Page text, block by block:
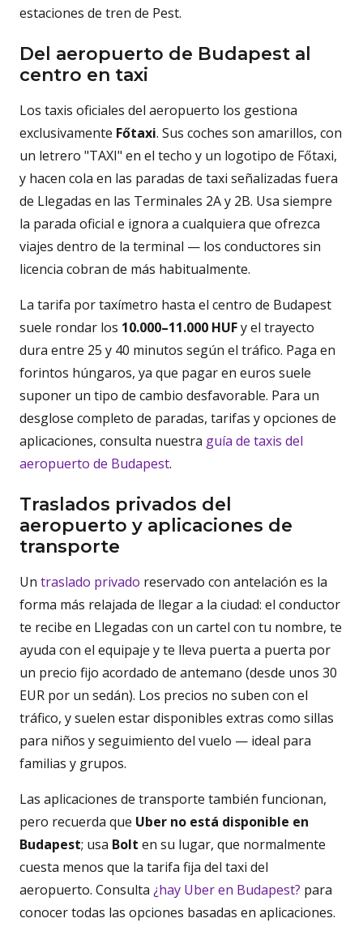
estaciones de tren de Pest.
Del aeropuerto de Budapest al
centro en taxi
Los taxis oficiales del aeropuerto los gestiona
exclusivamente Főtaxi. Sus coches son amarillos, con
un letrero "TAXI" en el techo y un logotipo de Főtaxi,
y hacen cola en las paradas de taxi señalizadas fuera
de Llegadas en las Terminales 2A y 2B. Usa siempre
la parada oficial e ignora a cualquiera que ofrezca
viajes dentro de la terminal — los conductores sin
licencia cobran de más habitualmente.
La tarifa por taxímetro hasta el centro de Budapest
suele rondar los 10.000–11.000 HUFy el trayecto
dura entre 25 y 40 minutos según el tráfico. Paga en
forintos húngaros, ya que pagar en euros suele
suponer un tipo de cambio desfavorable. Para un
desglose completo de paradas, tarifas y opciones de
aplicaciones, consulta nuestra guía de taxis del
aeropuerto de Budapest.
Traslados privados del
aeropuerto y aplicaciones de
transporte
Un traslado privado reservado con antelación es la
forma más relajada de llegar a la ciudad: el conductor
te recibe en Llegadas con un cartel con tu nombre, te
ayuda con el equipaje y te lleva puerta a puerta por
un precio fijo acordado de antemano (desde unos 30
EUR por un sedán). Los precios no suben con el
tráfico, y suelen estar disponibles extras como sillas
para niños y seguimiento del vuelo — ideal para
familias y grupos.
Las aplicaciones de transporte también funcionan,
pero recuerda que Uber no está disponible en
Budapest; usa Bolt en su lugar, que normalmente
cuesta menos que la tarifa fija del taxi del
aeropuerto. Consulta ¿hay Uber en Budapest? para
conocer todas las opciones basadas en aplicaciones.